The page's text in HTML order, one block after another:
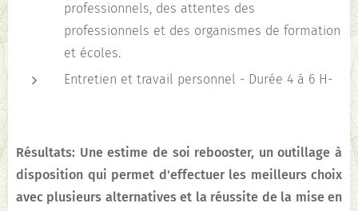
professionnels, des attentes des
professionnels et des organismes de formation
et écoles.
Entretien et travail personnel - Durée 4 à 6 H-
Résultats: Une estime de soi rebooster, un outillage à
disposition qui permet d'effectuer les meilleurs choix
avec plusieurs alternatives et la réussite de la mise en